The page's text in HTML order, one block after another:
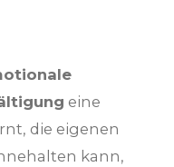
eine
die eigenen
kann,